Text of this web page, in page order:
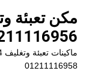
المحتوى– 01211116958
01211116958